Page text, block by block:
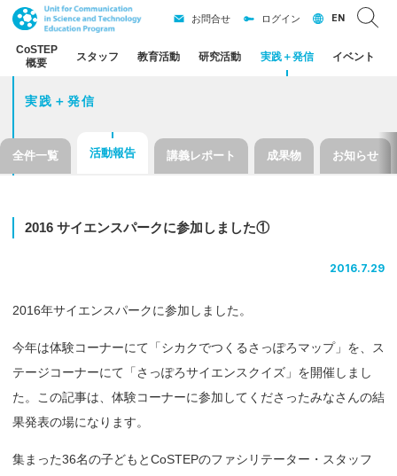
CoSTEP
概要
スタッフ 教育活動 研究活動 実践＋発信 イベント
お問合せ ログイン EN
実践＋発信
全件一覧 活動報告 講義レポート 成果物 お知らせ
2016 サイエンスパークに参加しました①
2016.7.29
2016年サイエンスパークに参加しました。
今年は体験コーナーにて「シカクでつくるさっぽろマップ」を、ス
テージコーナーにて「さっぽろサイエンスクイズ」を開催しまし
た。この記事は、体験コーナーに参加してくださったみなさんの結
果発表の場になります。
集まった36名の子どもとCoSTEPのファシリテーター・スタッフ